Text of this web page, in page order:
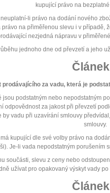
kupující právo na
li právo na dodání nového
na přiměřenou slevu i v
nezjedná nápravu v
jednoho dne od převzetí a jeho
prodávajícího za vadu, která je
podstatným nebo nepodstatným
odpovědnost za jakost při převzetí
vadu při uzavírání smlouvy
smlouvy.
kupující dle své volby právo na
Je-li vada nepodstatným
součásti, slevu z ceny nebo
užívat pro opakovaný výskyt vady